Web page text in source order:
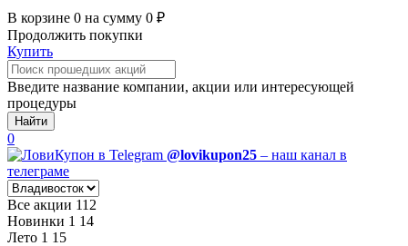
В корзине 0 на сумму 0 ₽
Продолжить покупки
Купить
Введите название компании, акции или интересующей
процедуры
Найти
0
@lovikupon25 – наш канал в
телеграме
Все акции 112
Новинки 1 14
Лето 1 15